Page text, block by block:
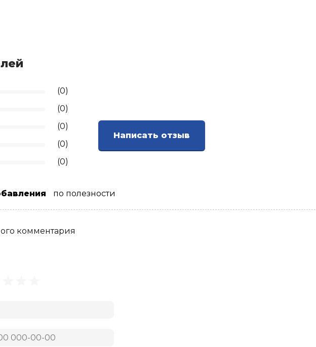
(0)
(0)
(0)
(0)
(0)
Написать отзыв
по полезности
комментария